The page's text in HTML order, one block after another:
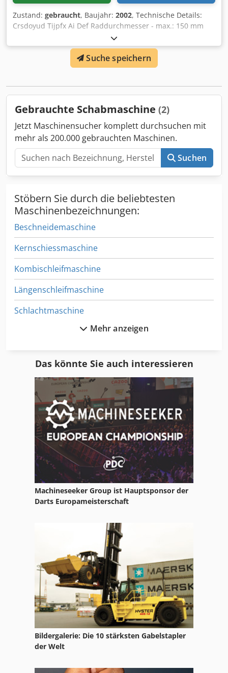
Zustand: gebraucht, Baujahr: 2002, Technische Details:
Crsdoyud Tijpfx Ai Def Raddurchmesser - max.: 150 mm
Radbreite: * mm Modul - max.: 3,5 Modul - min.: 1,25
Gesamtleistungsbedarf: * kW Maschinengewicht ca.: 6,5 t
Raumbedarf ca.: 2,35 x 2,10 x 2,35 m Zahnbreite: 45 mm
Bohrungsdurchmesser: 100 mm Aufspannfläche: 1300 x
Suche speichern
Gebrauchte Schabmaschine (2)
Jetzt Maschinensucher komplett durchsuchen mit
mehr als 200.000 gebrauchten Maschinen.
Suchen
Stöbern Sie durch die beliebtesten
Maschinenbezeichnungen:
Beschneidemaschine
Kernschiessmaschine
Kombischleifmaschine
Längenschleifmaschine
Schlachtmaschine
Schleppschleifanlage
Schleuderradstrahlanlage
Schmaltz
Schmiedeamboss
Schmiedeofen
Schneckenschleifmaschine
Schreyer
Schrottwickler
Schuhmaschine
Schumag
Mehr anzeigen
Das könnte Sie auch interessieren
Machineseeker Group ist Hauptsponsor der
Darts Europameisterschaft
Bildergalerie: Die 10 stärksten Gabelstapler
der Welt